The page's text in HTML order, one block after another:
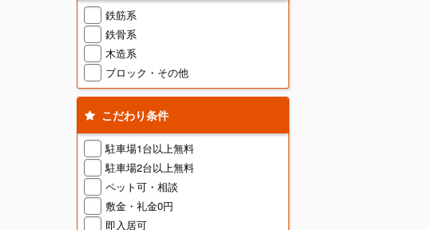
鉄筋系
鉄骨系
木造系
ブロック・その他
こだわり条件
駐車場1台以上無料
駐車場2台以上無料
ペット可・相談
敷金・礼金0円
即入居可